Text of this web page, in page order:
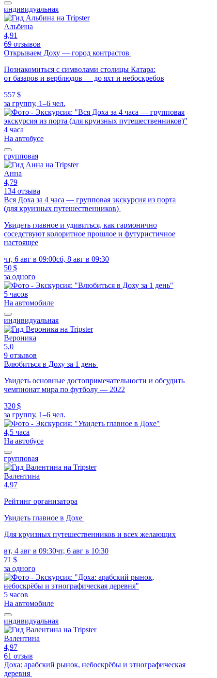
индивидуальная
Альбина
4,91
69 отзывов
Открываем Доху — город контрастов
Познакомиться с символами столицы Катара:
от базаров и верблюдов — до яхт и небоскребов
557 $
за группу, 1–6 чел.
4 часа
На автобусе
групповая
Анна
4,79
134 отзыва
Вся Доха за 4 часа — групповая экскурсия из порта
(для круизных путешественников)
Увидеть главное и удивиться, как гармонично
соседствуют колоритное прошлое и футуристичное
настоящее
чт, 6 авг в 09:00сб, 8 авг в 09:30
50 $
за одного
5 часов
На автомобиле
индивидуальная
Вероника
5,0
9 отзывов
Влюбиться в Доху за 1 день
Увидеть основные достопримечательности и обсудить
чемпионат мира по футболу — 2022
320 $
за группу, 1–6 чел.
4,5 часа
На автобусе
групповая
Валентина
4,97
Рейтинг организатора
Увидеть главное в Дохе
Для круизных путешественников и всех желающих
вт, 4 авг в 09:30чт, 6 авг в 10:30
71 $
за одного
5 часов
На автомобиле
индивидуальная
Валентина
4,97
61 отзыв
Доха: арабский рынок, небоскрёбы и этнографическая
деревня